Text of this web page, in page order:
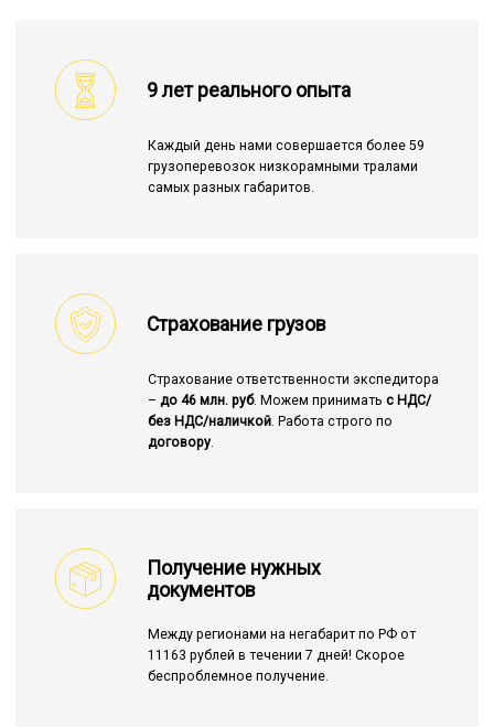
9 лет реального опыта
Каждый день нами совершается более 59
грузоперевозок низкорамными тралами
самых разных габаритов.
Страхование грузов
Страхование ответственности экспедитора
– до 46 млн. руб. Можем принимать с НДС/
без НДС/наличкой. Работа строго по
договору.
Получение нужных
документов
Между регионами на негабарит по РФ от
11163 рублей в течении 7 дней! Скорое
беспроблемное получение.